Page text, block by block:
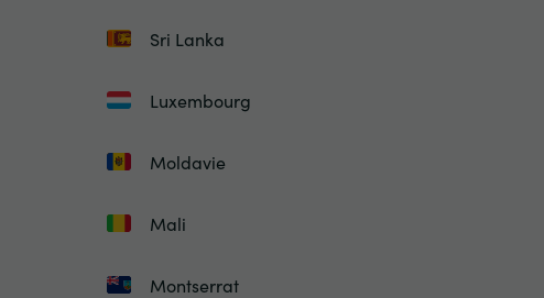
Sri Lanka
Luxembourg
Moldavie
Mali
Montserrat